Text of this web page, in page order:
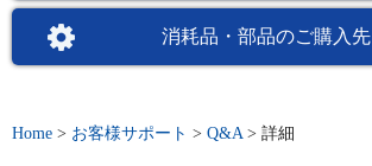
消耗品・部品のご購入先
Home > お客様サポート > Q&A > 詳細